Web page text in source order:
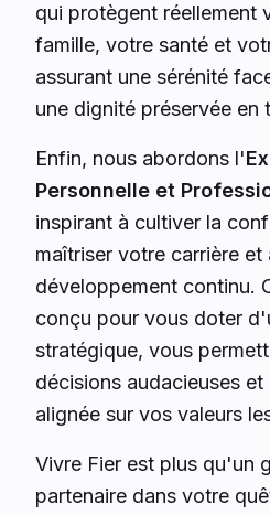
qui protègent réellement
famille, votre santé et
assurant une sérénité
une dignité préservée en
Enfin, nous abordons l'
Personnelle et
inspirant à cultiver la
maîtriser votre carrière et
développement continu.
conçu pour vous doter
stratégique, vous
décisions audacieuses
alignée sur vos valeurs
Vivre Fier est plus qu'un
partenaire dans votre